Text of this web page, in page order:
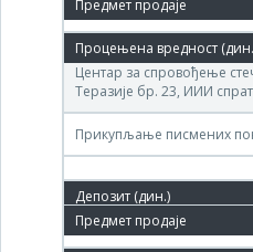
28. феб.'11.
(''АЕРОИНЖЕЊЕРИНГ'')
Центар за спровођење
Теразије бр. 23, ИИИ спрат
Прикупљање писмених
17. дец.'10.